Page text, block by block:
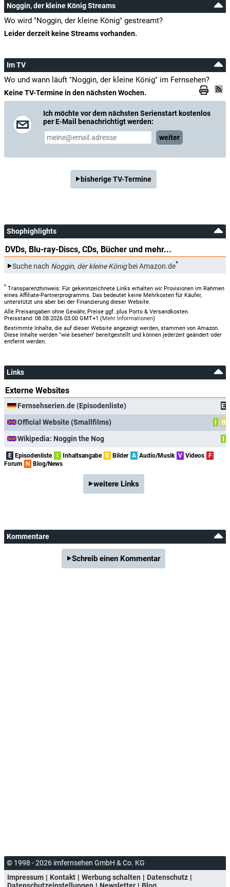
Noggin, der kleine König Streams
Wo wird "Noggin, der kleine König" gestreamt?
Leider derzeit keine Streams vorhanden.
Im TV
Wo und wann läuft "Noggin, der kleine König" im Fernsehen?
Keine TV-Termine in den nächsten Wochen.
Ich möchte vor dem nächsten Serienstart kostenlos
per E-Mail benachrichtigt werden:
weiter
bisherige TV-Termine
Shophighlights
DVDs, Blu-ray-Discs, CDs, Bücher und mehr...
Suche nach Noggin, der kleine Königbei Amazon.de*
* Transparenzhinweis: Für gekennzeichnete Links erhalten wir Provisionen im Rahmen
eines Affiliate-Partnerprogramms. Das bedeutet keine Mehrkosten für Käufer,
unterstützt uns aber bei der Finanzierung dieser Website.
Alle Preisangaben ohne Gewähr, Preise ggf. plus Porto & Versandkosten.
Preisstand: 08.08.2026 03:00 GMT+1 (Mehr Informationen)
Bestimmte Inhalte, die auf dieser Website angezeigt werden, stammen von Amazon.
Diese Inhalte werden "wie besehen" bereitgestellt und können jederzeit geändert oder
entfernt werden.
Links
Externe Websites
Fernsehserien.de (Episodenliste)
E
Official Website (Smallfilms)
I
B
Wikipedia: Noggin the Nog
I
E Episodenliste I Inhaltsangabe B Bilder A Audio/Musik V Videos F
Forum N Blog/News
weitere Links
Kommentare
Schreib einen Kommentar
© 1998 - 2026 imfernsehen GmbH & Co. KG
Impressum
Kontakt Werbung schalten
Datenschutz